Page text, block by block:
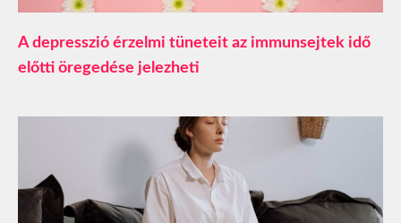
A depresszió érzelmi tüneteit az immunsejtek idő
előtti öregedése jelezheti